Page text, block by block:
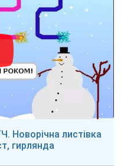
Новорічна листівка
гирлянда